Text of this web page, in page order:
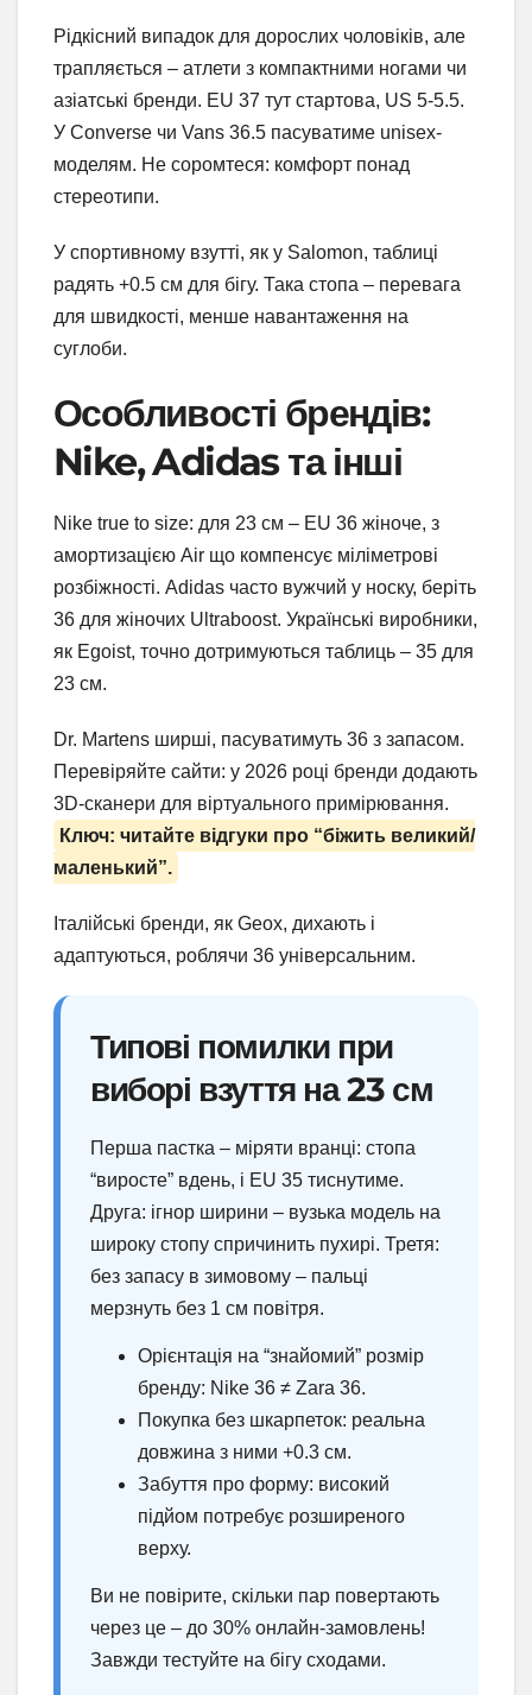
Рідкісний випадок для дорослих чоловіків, але
трапляється – атлети з компактними ногами чи
азіатські бренди. EU 37 тут стартова, US 5-5.5.
У Converse чи Vans 36.5 пасуватиме unisex-
моделям. Не соромтеся: комфорт понад
стереотипи.
У спортивному взутті, як у Salomon, таблиці
радять +0.5 см для бігу. Така стопа – перевага
для швидкості, менше навантаження на
суглоби.
Особливості брендів:
Nike, Adidas та інші
Nike true to size: для 23 см – EU 36 жіноче, з
амортизацією Air що компенсує міліметрові
розбіжності. Adidas часто вужчий у носку, беріть
36 для жіночих Ultraboost. Українські виробники,
як Egoist, точно дотримуються таблиць – 35 для
23 см.
Dr. Martens ширші, пасуватимуть 36 з запасом.
Перевіряйте сайти: у 2026 році бренди додають
3D-сканери для віртуального примірювання.
Ключ: читайте відгуки про “біжить великий/
маленький”.
Італійські бренди, як Geox, дихають і
адаптуються, роблячи 36 універсальним.
Типові помилки при
виборі взуття на 23 см
Перша пастка – міряти вранці: стопа
“виросте” вдень, і EU 35 тиснутиме.
Друга: ігнор ширини – вузька модель на
широку стопу спричинить пухирі. Третя:
без запасу в зимовому – пальці
мерзнуть без 1 см повітря.
Орієнтація на “знайомий” розмір
бренду: Nike 36 ≠ Zara 36.
Покупка без шкарпеток: реальна
довжина з ними +0.3 см.
Забуття про форму: високий
підйом потребує розширеного
верху.
Ви не повірите, скільки пар повертають
через це – до 30% онлайн-замовлень!
Завжди тестуйте на бігу сходами.